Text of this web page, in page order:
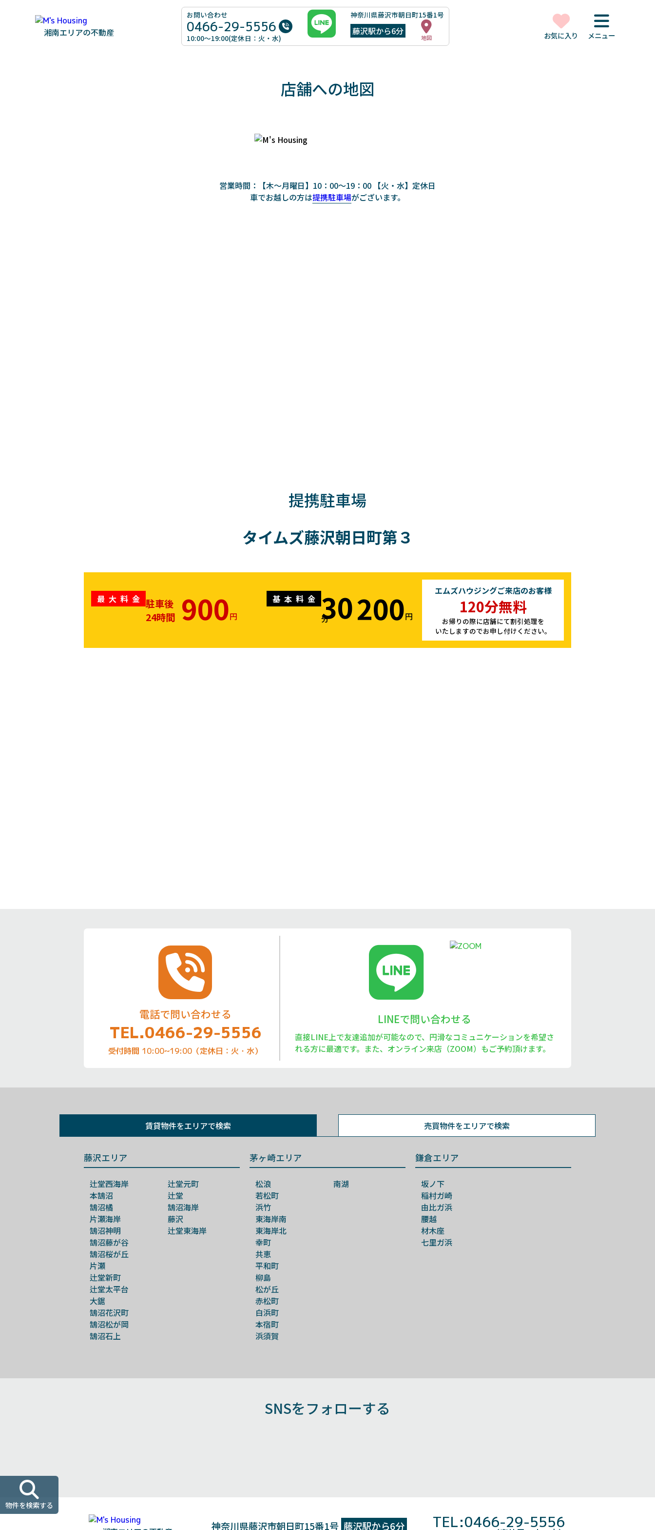
湘南エリアの不動産
お問い合わせ
0466-29-5556
10:00～19:00(定休日：火・水)
神奈川県藤沢市朝日町15番1号
藤沢駅から6分
地図 お気に入り メニュー
店舗への地図
営業時間：
【木～月曜日】10：00～19：00 【火・水】定休日
車でお越しの方は提携駐車場がございます。
提携駐車場
タイムズ藤沢朝日町第３
最大料金
駐車後
24時間 900円
基本料金 30
分 200円
エムズハウジングご来店のお客様
120分無料
お帰りの際に店舗にて割引処理を
いたしますのでお申し付けください。
電話で問い合わせる
TEL.0466-29-5556
受付時間 10:00~19:00（定休日：火・水）
LINEで問い合わせる
直接LINE上で友達追加が可能なので、円滑なコミュニケーションを希望さ
れる方に最適です。また、オンライン来店（ZOOM）もご予約頂けます。
賃貸物件をエリアで検索 売買物件をエリアで検索
藤沢エリア
辻堂西海岸
本鵠沼
鵠沼橘
片瀬海岸
鵠沼神明
鵠沼藤が谷
鵠沼桜が丘
片瀬
辻堂新町
辻堂太平台
大鋸
鵠沼花沢町
鵠沼松が岡
鵠沼石上
辻堂元町
辻堂
鵠沼海岸
藤沢
辻堂東海岸
茅ヶ崎エリア
松浪
若松町
浜竹
東海岸南
東海岸北
幸町
共恵
平和町
柳島
松が丘
赤松町
白浜町
本宿町
浜須賀
南湖
鎌倉エリア
坂ノ下
稲村ガ崎
由比ガ浜
腰越
材木座
七里ガ浜
SNSをフォローする
神奈川県藤沢市朝日町15番1号 藤沢駅から6分 TEL:0466-29-5556
物件を検索する